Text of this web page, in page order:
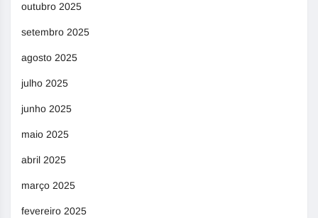
outubro 2025
setembro 2025
agosto 2025
julho 2025
junho 2025
maio 2025
abril 2025
março 2025
fevereiro 2025